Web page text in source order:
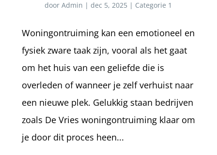
doorAdmin | dec 5, 2025 | Categorie 1
Woningontruiming kan een emotioneel en
fysiek zware taak zijn, vooral als het gaat
om het huis van een geliefde die is
overleden of wanneer je zelf verhuist naar
een nieuwe plek. Gelukkig staan bedrijven
zoals De Vries woningontruiming klaar om
je door dit proces heen...